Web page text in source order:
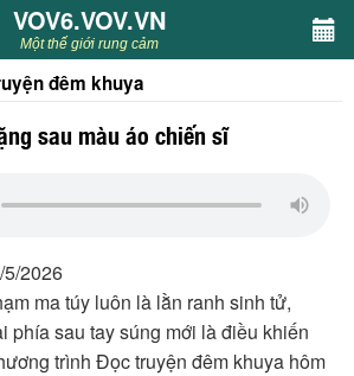
VOV6.VOV.VN
Một thế giới rung cảm
đêm khuya
sau màu áo chiến sĩ
2026
ma túy luôn là lằn ranh sinh tử,
phía sau tay súng mới là điều khiến
trình Đọc truyện đêm khuya hôm